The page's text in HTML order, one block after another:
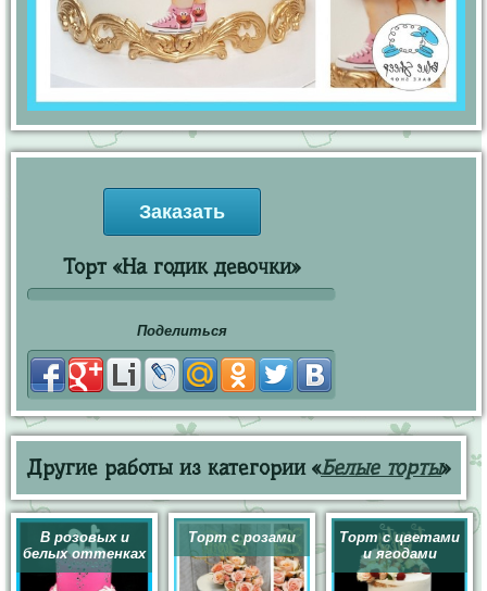
Заказать
Торт «На годик девочки»
Поделиться
Другие работы из категории «Белые торты»
В розовых и
белых оттенках
Торт с розами
Торт с цветами
и ягодами